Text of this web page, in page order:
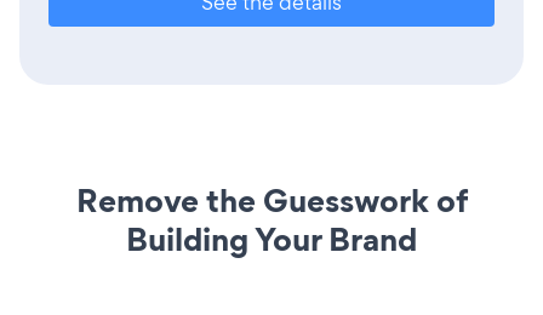
Remove the Guesswork of
Building Your Brand